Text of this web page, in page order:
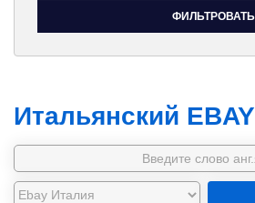
Итальянский EBAY